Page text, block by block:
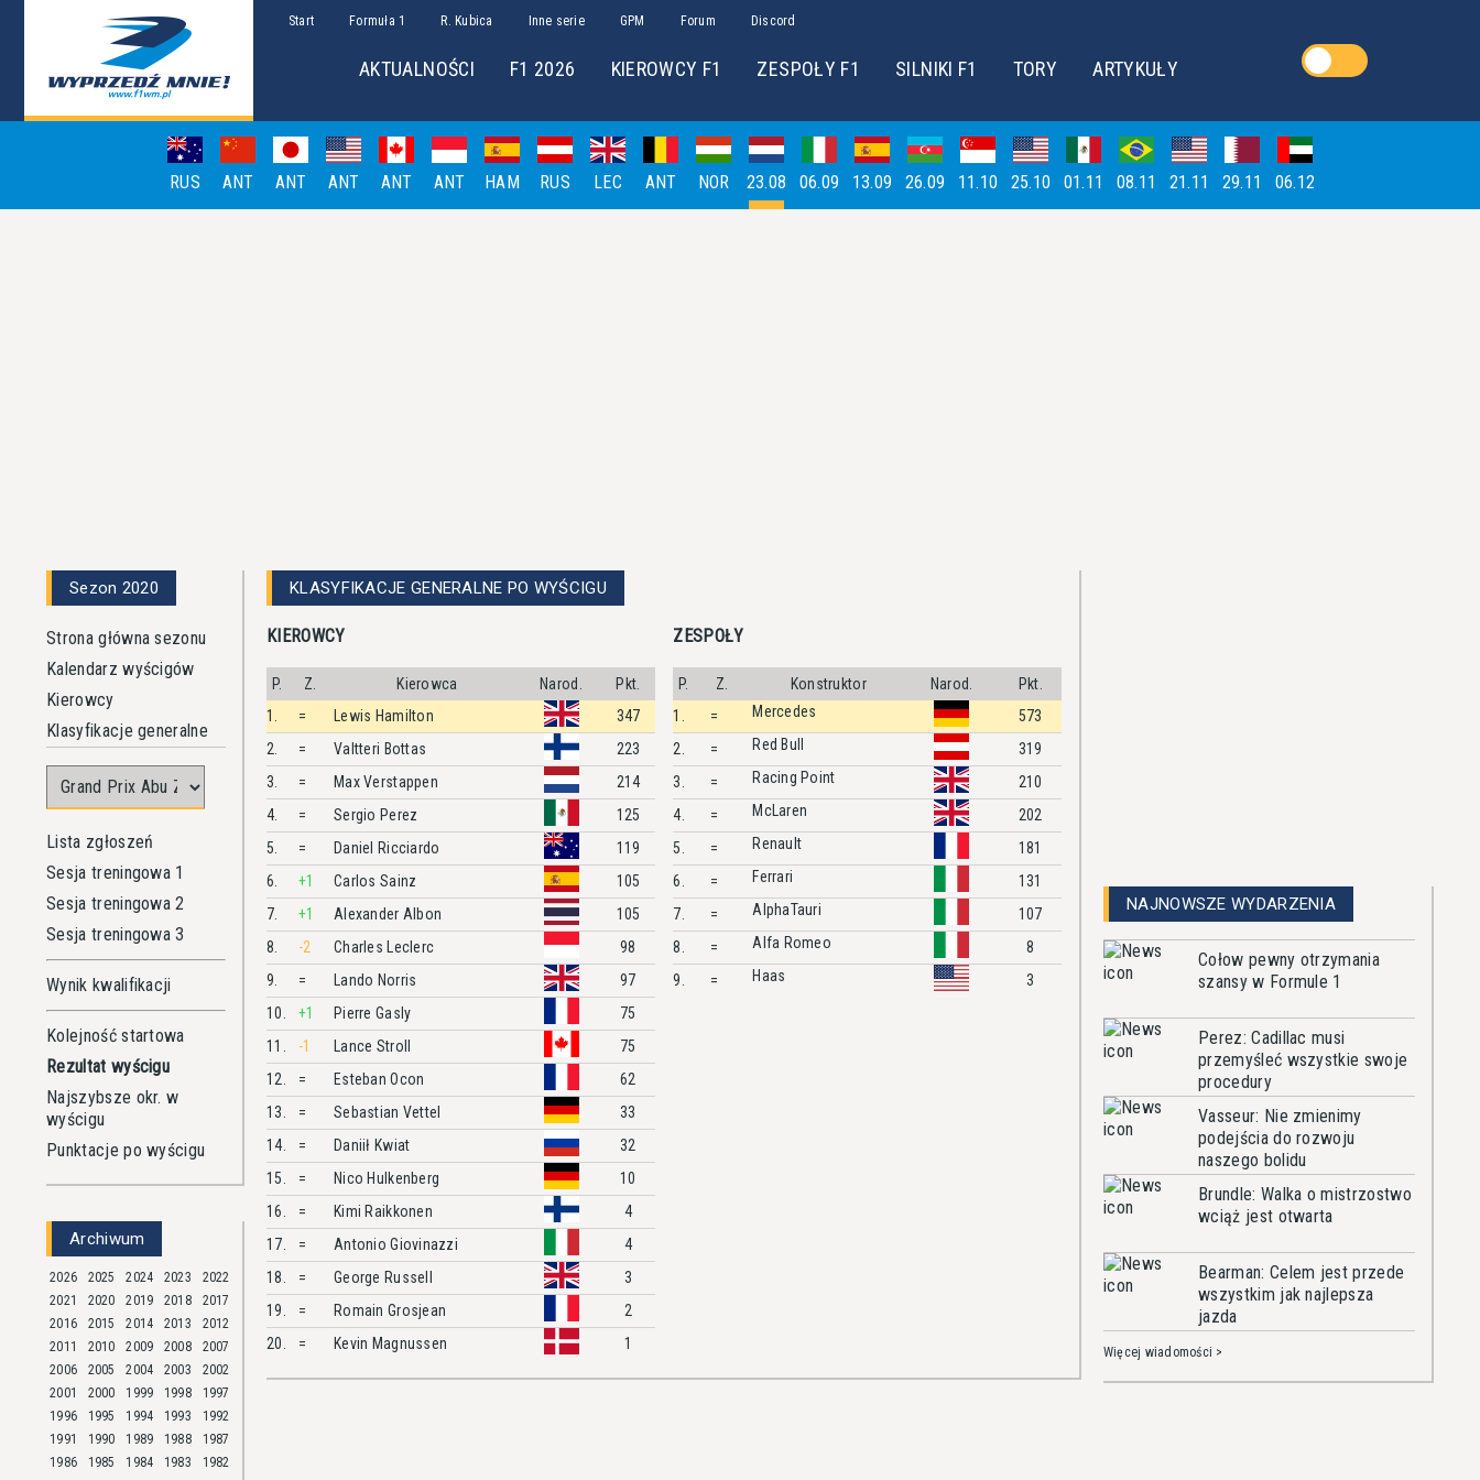
Start Formuła 1 R. Kubica Inne serie GPM Forum Discord
AKTUALNOŚCI F1 2026 KIEROWCY F1 ZESPOŁY F1 SILNIKI F1 TORY ARTYKUŁY
RUS ANT ANT ANT ANT ANT HAM RUS LEC ANT NOR 23.08 06.09 13.09 26.09 11.10 25.10 01.11 08.11 21.11 29.11 06.12
Sezon 2020
Strona główna sezonu
Kalendarz wyścigów
Kierowcy
Klasyfikacje generalne
Lista zgłoszeń
Sesja treningowa 1
Sesja treningowa 2
Sesja treningowa 3
Wynik kwalifikacji
Kolejność startowa
Rezultat wyścigu
Najszybsze okr. w
wyścigu
Punktacje po wyścigu
Archiwum
2026 2025 2024 2023
2022
2021
2020 2019 2018
2017
2016
2015 2014 2013
2012
2011
2010 2009 2008
2007
2006
2005 2004 2003
2002
2001
2000 1999 1998
1997
1996
1995 1994 1993
1992
1991
1990 1989 1988
1987
1986
1985 1984 1983
1982
KLASYFIKACJE GENERALNE PO WYŚCIGU
KIEROWCY
P. Z. Kierowca Narod.
Pkt.
1.
= Lewis Hamilton
347
2.
= Valtteri Bottas
223
3.
= MaxVerstappen
214
4.
= Sergio Perez
125
5.
= Daniel Ricciardo
119
6.
+1 Carlos Sainz
105
7.
+1 Alexander Albon
105
8.
-2 Charles Leclerc
98
9.
= Lando Norris
97
10.
+1 Pierre Gasly
75
11.
-1 Lance Stroll
75
12.
= Esteban Ocon
62
13.
= Sebastian Vettel
33
14.
= Daniił Kwiat
32
15.
= Nico Hulkenberg
10
16.
= Kimi Raikkonen
4
17.
= Antonio Giovinazzi
4
18.
= George Russell
3
19.
= Romain Grosjean
2
20.
= Kevin Magnussen 1
ZESPOŁY
P. Z. Konstruktor Narod.
Pkt.
1.
= Mercedes
573
2.
= Red Bull
319
3.
= Racing Point
210
4.
= McLaren
202
5.
= Renault
181
6.
= Ferrari
131
7.
= AlphaTauri
107
8.
= Alfa Romeo
8
9.
= Haas 3
NAJNOWSZE WYDARZENIA
Cołow pewny otrzymania
szansy w Formule 1
Perez: Cadillac musi
przemyśleć wszystkie swoje
procedury
Vasseur: Nie zmienimy
podejścia do rozwoju
naszego bolidu
Brundle: Walka o mistrzostwo
wciąż jest otwarta
Bearman: Celem jest przede
wszystkim jak najlepsza
jazda
Więcej wiadomości >